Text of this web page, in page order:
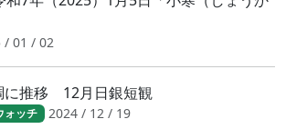
/ 01 / 02
に推移 12月日銀短観
ォッチ 2024 / 12 / 19